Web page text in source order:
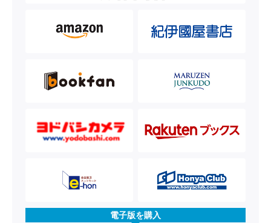
電子版を購入